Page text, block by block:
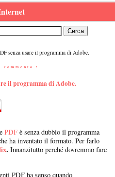
senza usare il programma di Adobe.
commento :
il programma di Adobe.
PDF è senza dubbio il programma
ha inventato il formato. Per farlo
. Innanzitutto perché dovremmo fare
PDF ha senso quando